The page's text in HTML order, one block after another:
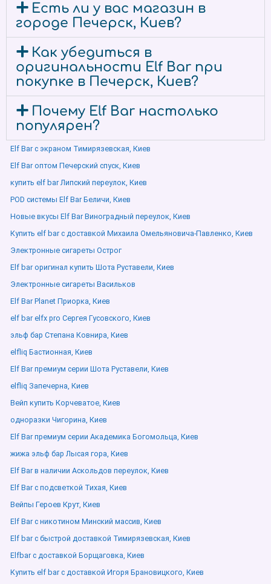
Есть ли у вас магазин в
городе Печерск, Киев?
Как убедиться в
оригинальности Elf Bar при
покупке в Печерск, Киев?
Почему Elf Bar настолько
популярен?
Elf Bar с экраном Тимирязевская, Киев
Elf Bar оптом Печерский спуск, Киев
купить elf bar Липский переулок, Киев
POD системы Elf Bar Беличи, Киев
Новые вкусы Elf Bar Виноградный переулок, Киев
Купить elf bar с доставкой Михаила Омельяновича-Павленко, Киев
Электронные сигареты Острог
Elf bar оригинал купить Шота Руставели, Киев
Электронные сигареты Васильков
Elf Bar Planet Приорка, Киев
elf bar elfx pro Сергея Гусовского, Киев
эльф бар Степана Ковнира, Киев
elfliq Бастионная, Киев
Elf Bar премиум серии Шота Руставели, Киев
elfliq Запечерна, Киев
Вейп купить Корчеватое, Киев
одноразки Чигорина, Киев
Elf Bar премиум серии Академика Богомольца, Киев
жижа эльф бар Лысая гора, Киев
Elf Bar в наличии Аскольдов переулок, Киев
Elf Bar с подсветкой Тихая, Киев
Вейпы Героев Крут, Киев
Elf Bar с никотином Минский массив, Киев
Elf bar с быстрой доставкой Тимирязевская, Киев
Elfbar с доставкой Борщаговка, Киев
Купить elf bar с доставкой Игоря Брановицкого, Киев